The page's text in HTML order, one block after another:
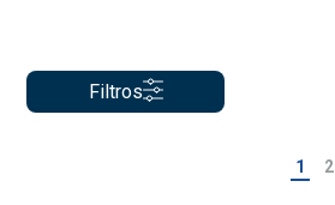
Filtros
1 2